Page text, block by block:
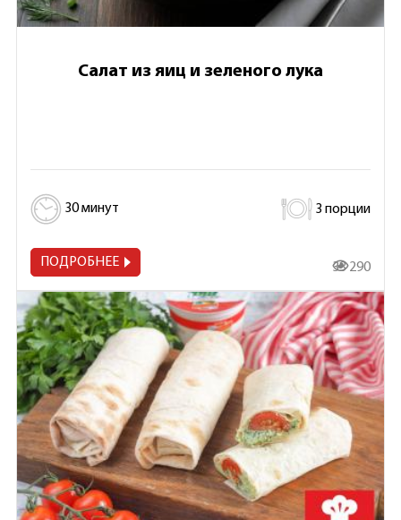
Салат из яиц и зеленого лука
30 минут 3 порции
ПОДРОБНЕЕ 33 290